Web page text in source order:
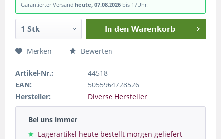
Garantierter Versand heute, 07.08.2026 bis 17Uhr.
In den Warenkorb
Merken Bewerten
Artikel-Nr.:
44518
EAN:
5055964728526
Hersteller:
Diverse Hersteller
Bei uns immer
Lagerartikel heute bestellt morgen geliefert